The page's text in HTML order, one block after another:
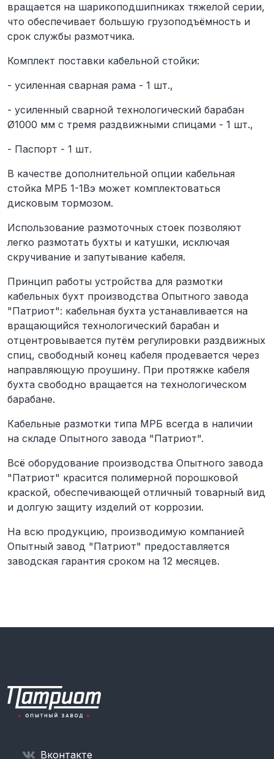
вращается на шарикоподшипниках тяжелой серии,
что обеспечивает большую грузоподъёмность и
срок службы размотчика.
Комплект поставки кабельной стойки:
- усиленная сварная рама - 1 шт.,
- усиленный сварной технологический барабан
Ø1000 мм с тремя раздвижными спицами - 1 шт.,
- Паспорт - 1 шт.
В качестве дополнительной опции кабельная
стойка МРБ 1-1Вэ может комплектоваться
дисковым тормозом.
Использование размоточных стоек позволяют
легко размотать бухты и катушки, исключая
скручивание и запутывание кабеля.
Принцип работы устройства для размотки
кабельных бухт производства Опытного завода
"Патриот": кабельная бухта устанавливается на
вращающийся технологический барабан и
отцентровывается путём регулировки раздвижных
спиц, свободный конец кабеля продевается через
направляющую проушину. При протяжке кабеля
бухта свободно вращается на технологическом
барабане.
Кабельные размотки типа МРБ всегда в наличии
на складе Опытного завода "Патриот".
Всё оборудование производства Опытного завода
"Патриот" красится полимерной порошковой
краской, обеспечивающей отличный товарный вид
и долгую защиту изделий от коррозии.
На всю продукцию, производимую компанией
Опытный завод "Патриот" предоставляется
заводская гарантия сроком на 12 месяцев.
Вконтакте